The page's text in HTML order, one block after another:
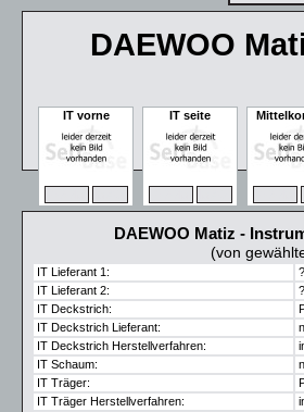
DAEWOO
IT vorne IT seite
DAEWOO Matiz -
(von
?
IT Lieferant 1:
?
IT Lieferant 2:
IT Deckstrich:
IT Deckstrich Lieferant:
IT Deckstrich Herstellverfahren:
IT Schaum:
IT Träger:
IT Träger Herstellverfahren: